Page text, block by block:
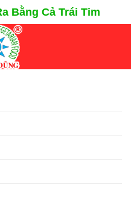
Bằng Cả Trái Tim